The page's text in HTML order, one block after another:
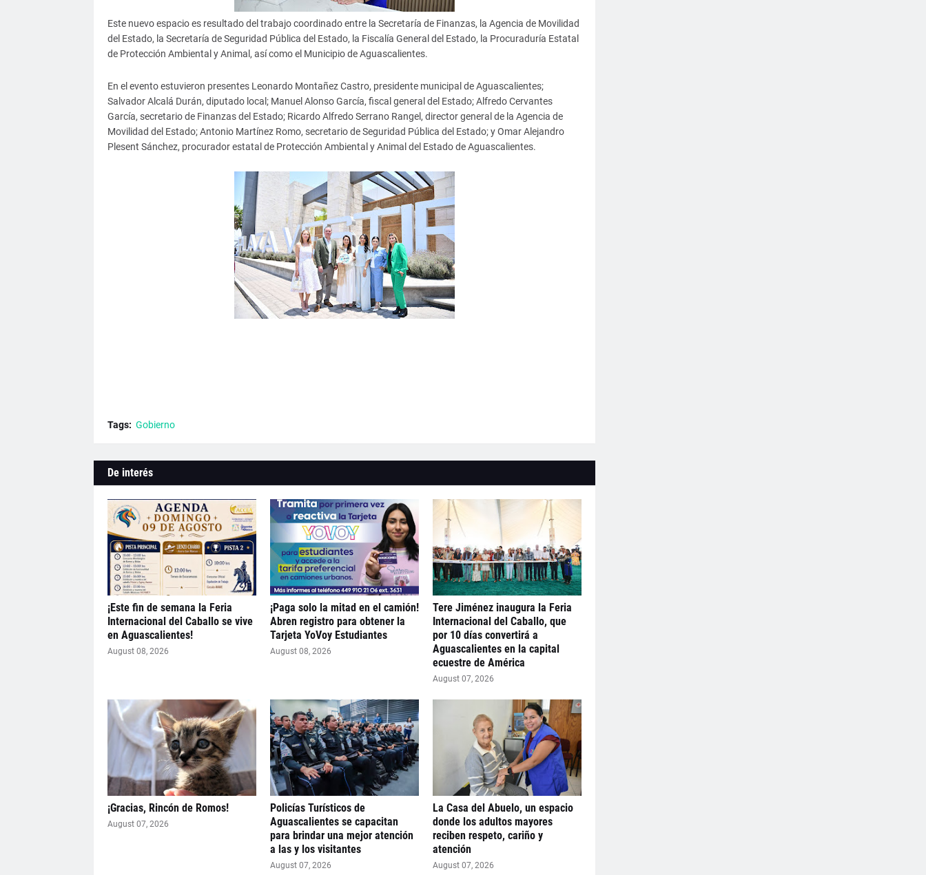
Este nuevo espacio es resultado del trabajo coordinado entre la Secretaría de Finanzas, la Agencia de Movilidad
del Estado, la Secretaría de Seguridad Pública del Estado, la Fiscalía General del Estado, la Procuraduría Estatal
de Protección Ambiental y Animal, así como el Municipio de Aguascalientes.
En el evento estuvieron presentes Leonardo Montañez Castro, presidente municipal de Aguascalientes;
Salvador Alcalá Durán, diputado local; Manuel Alonso García, fiscal general del Estado; Alfredo Cervantes
García, secretario de Finanzas del Estado; Ricardo Alfredo Serrano Rangel, director general de la Agencia de
Movilidad del Estado; Antonio Martínez Romo, secretario de Seguridad Pública del Estado; y Omar Alejandro
Plesent Sánchez, procurador estatal de Protección Ambiental y Animal del Estado de Aguascalientes.
Tags: Gobierno
De interés
¡Este fin de semana la Feria
Internacional del Caballo se vive
en Aguascalientes!
August 08, 2026
¡Paga solo la mitad en el camión!
Abren registro para obtener la
Tarjeta YoVoy Estudiantes
August 08, 2026
Tere Jiménez inaugura la Feria
Internacional del Caballo, que
por 10 días convertirá a
Aguascalientes en la capital
ecuestre de América
August 07, 2026
¡Gracias, Rincón de Romos!
August 07, 2026
Policías Turísticos de
Aguascalientes se capacitan
para brindar una mejor atención
a las y los visitantes
August 07, 2026
La Casa del Abuelo, un espacio
donde los adultos mayores
reciben respeto, cariño y
atención
August 07, 2026